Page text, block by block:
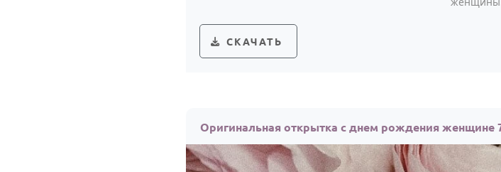
СКАЧАТЬ
Оригинальная открытка с днем рождения женщине